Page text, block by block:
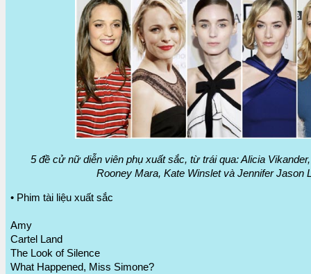
5 đề cử nữ diễn viên phụ xuất sắc, từ trái qua: Alicia
Rooney Mara, Kate Winslet và Jennifer Jason
• Phim tài liệu xuất sắc
Amy
Cartel Land
The Look of Silence
What Happened, Miss Simone?